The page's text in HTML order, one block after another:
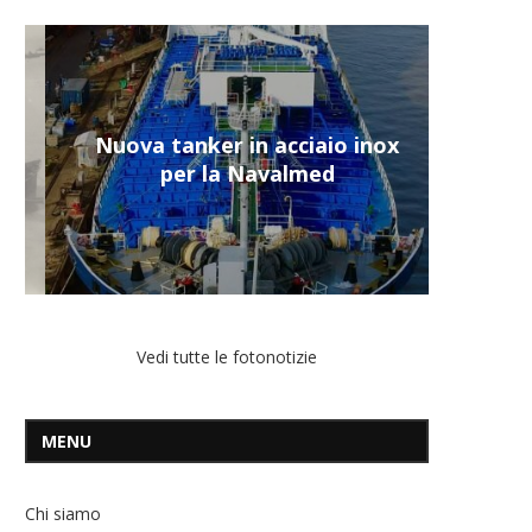
Nuova tanker in acciaio inox
per la Navalmed
Vedi tutte le fotonotizie
MENU
Chi siamo